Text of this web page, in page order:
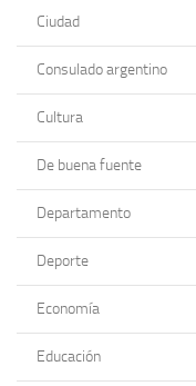
Ciudad
Consulado argentino
Cultura
De buena fuente
Departamento
Deporte
Economía
Educación